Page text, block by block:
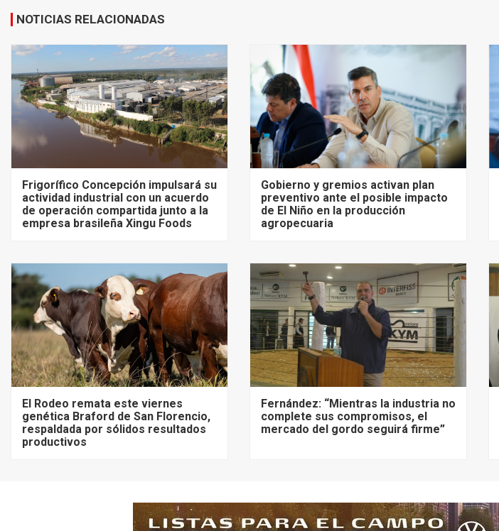
NOTICIAS RELACIONADAS
Frigorífico Concepción impulsará su
actividad industrial con un acuerdo
de operación compartida junto a la
empresa brasileña Xingu Foods
Gobierno y gremios activan plan
preventivo ante el posible impacto
de El Niño en la producción
agropecuaria
El Rodeo remata este viernes
genética Braford de San Florencio,
respaldada por sólidos resultados
productivos
Fernández: “Mientras la industria no
complete sus compromisos, el
mercado del gordo seguirá firme”